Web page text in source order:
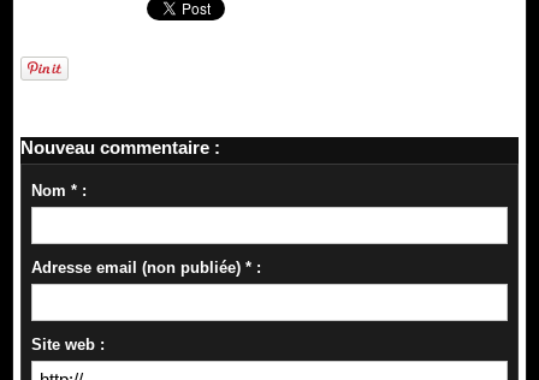
Nouveau commentaire :
Nom * :
Adresse email (non publiée) * :
Site web :